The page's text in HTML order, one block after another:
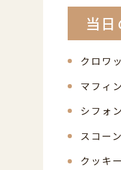
当
クロ
マフィ
シフォ
スコ
クッキ